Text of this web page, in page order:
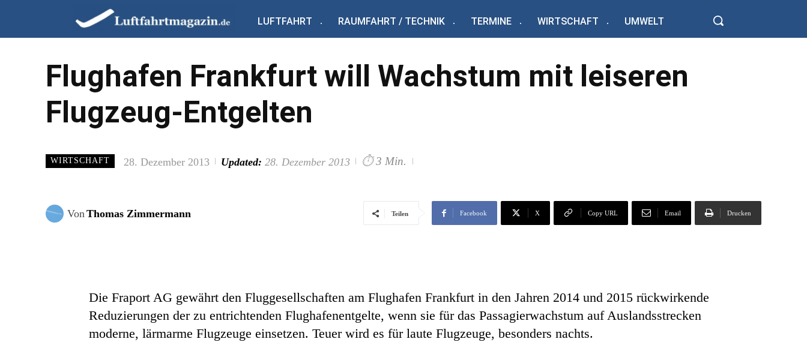
LUFTFAHRT RAUMFAHRT / TECHNIK TERMINE WIRTSCHAFT UMWELT
Flughafen Frankfurt will Wachstum mit leiseren
Flugzeug-Entgelten
WIRTSCHAFT 28. Dezember 2013 Updated: 28. Dezember 2013 ⏱ 3 Min.
VonThomas Zimmermann Teilen Facebook X Copy URL Email Drucken
Die Fraport AG gewährt den Fluggesellschaften am Flughafen Frankfurt in den Jahren 2014 und 2015 rückwirkende
Reduzierungen der zu entrichtenden Flughafenentgelte, wenn sie für das Passagierwachstum auf Auslandsstrecken
moderne, lärmarme Flugzeuge einsetzen. Teuer wird es für laute Flugzeuge, besonders nachts.